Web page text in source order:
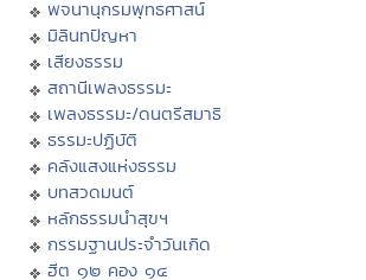
พจนานุกรมพุทธศาสน์
มิลินทปัญหา
เสียงธรรม
สถานีเพลงธรรมะ
เพลงธรรมะ/ดนตรีสมาธิ
ธรรมะปฏิบัติ
คลังแสงแห่งธรรม
บทสวดมนต์
หลักธรรมนำสุขฯ
กรรมฐานประจำวันเกิด
ฮีต ๑๒ คอง ๑๔